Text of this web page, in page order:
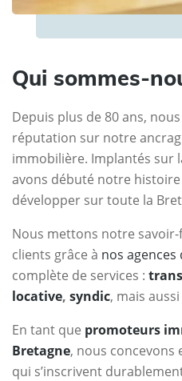
Qui sommes-
Depuis plus de 80 ans,
réputation sur notre
immobilière. Implantés sur
avons débuté notre
développer sur toute la
Nous mettons notre
clients grâce à nos
complète de services :
locative, syndic, mais aussi
En tant que promoteurs
Bretagne, nous concevons
qui s’inscrivent